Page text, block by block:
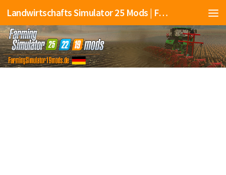
Landwirtschafts Simulator 25 Mods | Farming Simulator 25 Mods | FS25 Mods